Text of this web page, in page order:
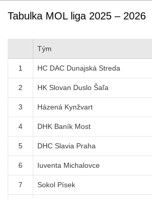
Tabulka MOL liga 2025 – 2026
Tým
1 HC DAC Dunajská Streda
2 HK Slovan Duslo Šaľa
3 Házená Kynžvart
4 DHK Baník Most
5 DHC Slavia Praha
6 Iuventa Michalovce
7 Sokol Písek